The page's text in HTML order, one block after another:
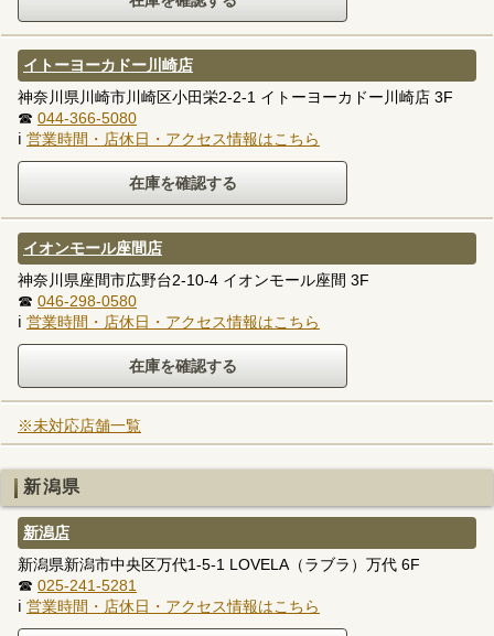
イトーヨーカドー川崎店
神奈川県川崎市川崎区小田栄2-2-1 イトーヨーカドー川崎店 3F
☎ 044-366-5080
ℹ 営業時間・店休日・アクセス情報はこちら
イオンモール座間店
神奈川県座間市広野台2-10-4 イオンモール座間 3F
☎ 046-298-0580
ℹ 営業時間・店休日・アクセス情報はこちら
※未対応店舗一覧
新潟県
新潟店
新潟県新潟市中央区万代1-5-1 LOVELA（ラブラ）万代 6F
☎ 025-241-5281
ℹ 営業時間・店休日・アクセス情報はこちら